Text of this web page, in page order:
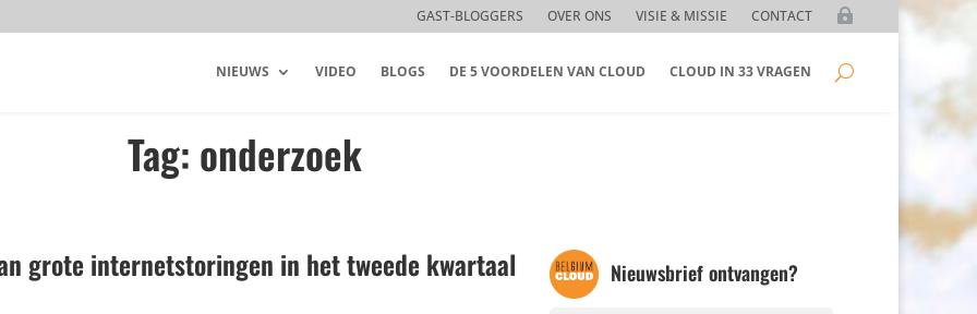
GAST-BLOGGERS OVER ONS VISIE & MISSIE CONTACT
NIEUWS VIDEO BLOGS DE 5 VOORDELEN VAN CLOUD CLOUD IN 33 VRAGEN
Tag: onderzoek
grote internetstoringen in het tweede kwartaal Nieuwsbrief ontvangen?